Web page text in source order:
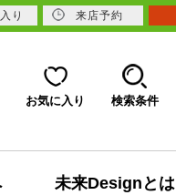
お気に入り 検索条件
未来Designとは
り 来店予約